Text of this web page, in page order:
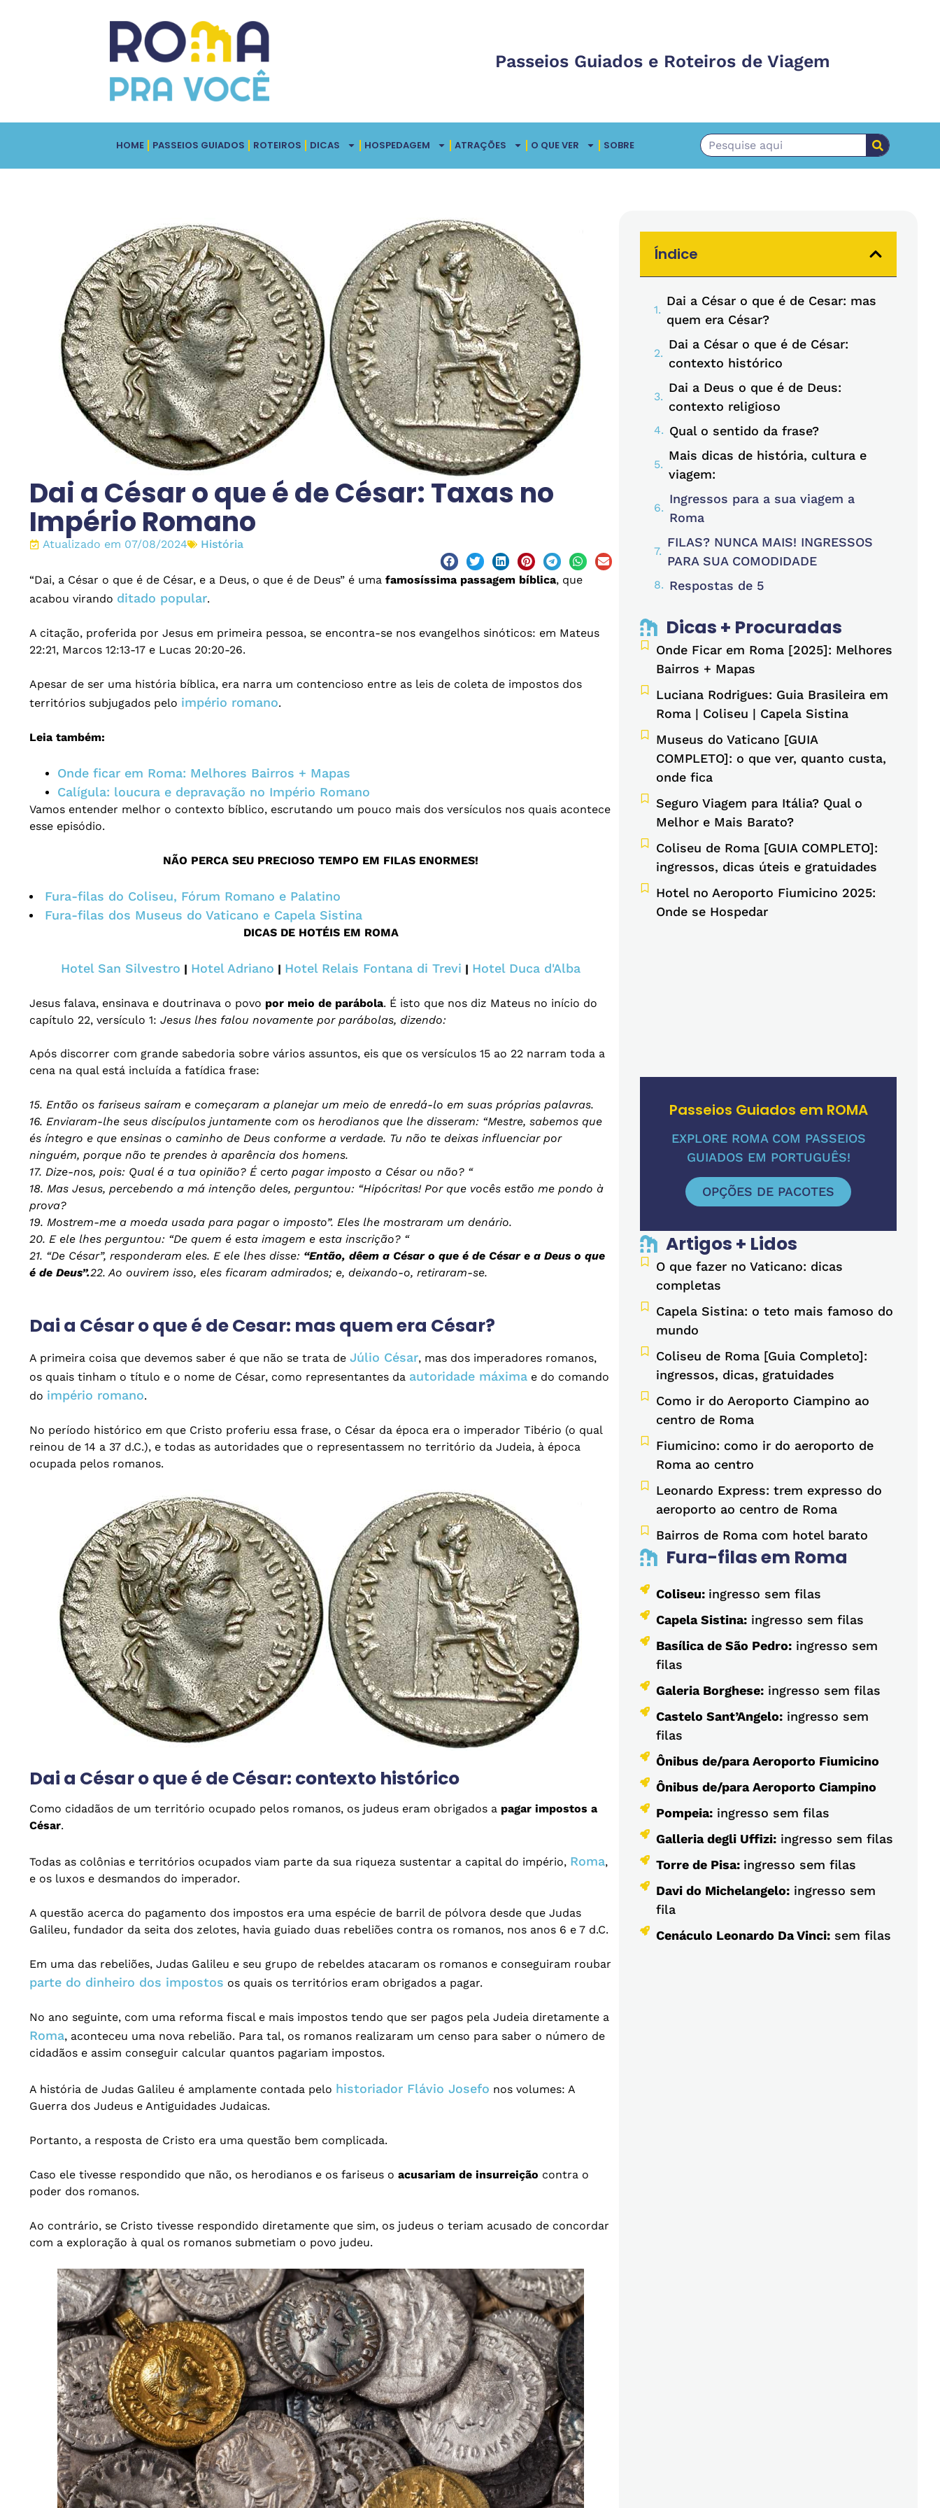
Passeios Guiados e Roteiros de Viagem
HOME PASSEIOS GUIADOS ROTEIROS DICAS HOSPEDAGEM ATRAÇÕES O QUE VER SOBRE
Dai a César o que é de César: Taxas no
Império Romano
Atualizado em 07/08/2024 História
“Dai, a César o que é de César, e a Deus, o que é de Deus” é uma famosíssima passagem bíblica, que
acabou virando ditado popular.
A citação, proferida por Jesus em primeira pessoa, se encontra-se nos evangelhos sinóticos: em Mateus
22:21, Marcos 12:13-17 e Lucas 20:20-26.
Apesar de ser uma história bíblica, era narra um contencioso entre as leis de coleta de impostos dos
territórios subjugados pelo império romano.
Leia também:
Onde ficar em Roma: Melhores Bairros + Mapas
Calígula: loucura e depravação no Império Romano
Vamos entender melhor o contexto bíblico, escrutando um pouco mais dos versículos nos quais acontece
esse episódio.
NÃO PERCA SEU PRECIOSO TEMPO EM FILAS ENORMES!
Fura-filas do Coliseu, Fórum Romano e Palatino
Fura-filas dos Museus do Vaticano e Capela Sistina
DICAS DE HOTÉIS EM ROMA
Hotel San Silvestro | Hotel Adriano | Hotel Relais Fontana di Trevi | Hotel Duca d'Alba
Jesus falava, ensinava e doutrinava o povo por meio de parábola. É isto que nos diz Mateus no início do
capítulo 22, versículo 1: Jesus lhes falou novamente por parábolas, dizendo:
Após discorrer com grande sabedoria sobre vários assuntos, eis que os versículos 15 ao 22 narram toda a
cena na qual está incluída a fatídica frase:
15. Então os fariseus saíram e começaram a planejar um meio de enredá-lo em suas próprias palavras.
16. Enviaram-lhe seus discípulos juntamente com os herodianos que lhe disseram: “Mestre, sabemos que
és íntegro e que ensinas o caminho de Deus conforme a verdade. Tu não te deixas influenciar por
ninguém, porque não te prendes à aparência dos homens.
17. Dize-nos, pois: Qual é a tua opinião? É certo pagar imposto a César ou não? “
18. Mas Jesus, percebendo a má intenção deles, perguntou: “Hipócritas! Por que vocês estão me pondo à
prova?
19. Mostrem-me a moeda usada para pagar o imposto”. Eles lhe mostraram um denário.
20. E ele lhes perguntou: “De quem é esta imagem e esta inscrição? “
21. “De César”, responderam eles. E ele lhes disse: “Então, dêem a César o que é de César e a Deus o que
é de Deus”.22. Ao ouvirem isso, eles ficaram admirados; e, deixando-o, retiraram-se.
Dai a César o que é de Cesar: mas quem era César?
A primeira coisa que devemos saber é que não se trata de Júlio César, mas dos imperadores romanos,
os quais tinham o título e o nome de César, como representantes da autoridade máxima e do comando
do império romano.
No período histórico em que Cristo proferiu essa frase, o César da época era o imperador Tibério (o qual
reinou de 14 a 37 d.C.), e todas as autoridades que o representassem no território da Judeia, à época
ocupada pelos romanos.
Dai a César o que é de César: contexto histórico
Como cidadãos de um território ocupado pelos romanos, os judeus eram obrigados a pagar impostos a
César.
Todas as colônias e territórios ocupados viam parte da sua riqueza sustentar a capital do império, Roma,
e os luxos e desmandos do imperador.
A questão acerca do pagamento dos impostos era uma espécie de barril de pólvora desde que Judas
Galileu, fundador da seita dos zelotes, havia guiado duas rebeliões contra os romanos, nos anos 6 e 7 d.C.
Em uma das rebeliões, Judas Galileu e seu grupo de rebeldes atacaram os romanos e conseguiram roubar
parte do dinheiro dos impostos os quais os territórios eram obrigados a pagar.
No ano seguinte, com uma reforma fiscal e mais impostos tendo que ser pagos pela Judeia diretamente a
Roma, aconteceu uma nova rebelião. Para tal, os romanos realizaram um censo para saber o número de
cidadãos e assim conseguir calcular quantos pagariam impostos.
A história de Judas Galileu é amplamente contada pelo historiador Flávio Josefo nos volumes: A
Guerra dos Judeus e Antiguidades Judaicas.
Portanto, a resposta de Cristo era uma questão bem complicada.
Caso ele tivesse respondido que não, os herodianos e os fariseus o acusariam de insurreição contra o
poder dos romanos.
Ao contrário, se Cristo tivesse respondido diretamente que sim, os judeus o teriam acusado de concordar
com a exploração à qual os romanos submetiam o povo judeu.
Índice
Dai a César o que é de Cesar: mas
quem era César?
Dai a César o que é de César:
contexto histórico
Dai a Deus o que é de Deus:
contexto religioso
Qual o sentido da frase?
Mais dicas de história, cultura e
viagem:
Ingressos para a sua viagem a
Roma
FILAS? NUNCA MAIS! INGRESSOS
PARA SUA COMODIDADE
Respostas de 5
Dicas + Procuradas
Onde Ficar em Roma [2025]: Melhores
Bairros + Mapas
Luciana Rodrigues: Guia Brasileira em
Roma | Coliseu | Capela Sistina
Museus do Vaticano [GUIA
COMPLETO]: o que ver, quanto custa,
onde fica
Seguro Viagem para Itália? Qual o
Melhor e Mais Barato?
Coliseu de Roma [GUIA COMPLETO]:
ingressos, dicas úteis e gratuidades
Hotel no Aeroporto Fiumicino 2025:
Onde se Hospedar
Passeios Guiados em ROMA
EXPLORE ROMA COM PASSEIOS
GUIADOS EM PORTUGUÊS!
OPÇÕES DE PACOTES
Artigos + Lidos
O que fazer no Vaticano: dicas
completas
Capela Sistina: o teto mais famoso do
mundo
Coliseu de Roma [Guia Completo]:
ingressos, dicas, gratuidades
Como ir do Aeroporto Ciampino ao
centro de Roma
Fiumicino: como ir do aeroporto de
Roma ao centro
Leonardo Express: trem expresso do
aeroporto ao centro de Roma
Bairros de Roma com hotel barato
Fura-filas em Roma
Coliseu: ingresso sem filas
Capela Sistina:ingresso sem filas
Basílica de São Pedro:ingresso sem
filas
Galeria Borghese:ingresso sem filas
Castelo Sant’Angelo:ingresso sem
filas
Ônibus de/para Aeroporto Fiumicino
Ônibus de/para Aeroporto Ciampino
Pompeia:ingresso sem filas
Galleria degli Uffizi:ingresso sem filas
Torre de Pisa: ingresso sem filas
Davi do Michelangelo:ingresso sem
fila
Cenáculo Leonardo Da Vinci:sem filas